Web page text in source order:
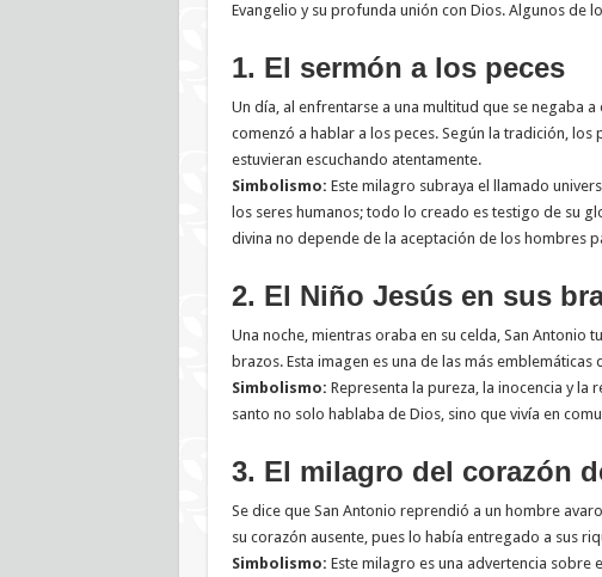
Evangelio y su profunda unión con Dios. Algunos de
1. El sermón a los peces
Un día, al enfrentarse a una multitud que se negaba
comenzó a hablar a los peces. Según la tradición, los
estuvieran escuchando atentamente.
Simbolismo: Este milagro subraya el llamado
los seres humanos; todo lo creado es testigo de su
divina no depende de la aceptación de los hombres
2. El Niño Jesús en sus
Una noche, mientras oraba en su celda, San Antonio
brazos. Esta imagen es una de las más emblemáticas
Simbolismo: Representa la pureza, la inocencia y la
santo no solo hablaba de Dios, sino que vivía en
3. El milagro del corazón
Se dice que San Antonio reprendió a un hombre
su corazón ausente, pues lo había entregado a sus
Simbolismo: Este milagro es una advertencia sobre